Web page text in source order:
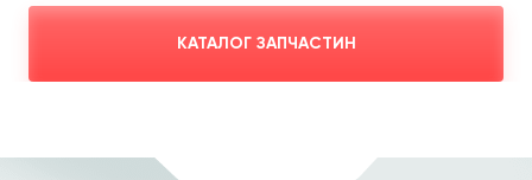
КАТАЛОГ ЗАПЧАСТИН